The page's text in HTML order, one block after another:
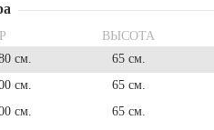
ВЫСОТА
см.
65 см.
см.
65 см.
см.
65 см.